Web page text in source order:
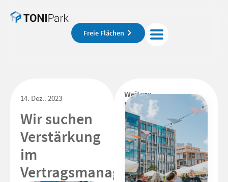
Freie Flächen
14. Dez.. 2023
Wir suchen
Verstärkung
im
Vertragsmanagement!
Weitere
Beiträge